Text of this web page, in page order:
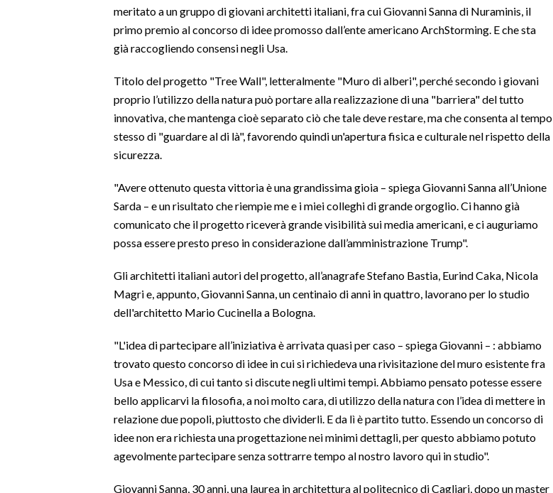
RISULTATI E CLASSIFICHE
meritato a un gruppo di giovani architetti italiani, fra cui Giovanni Sanna di Nuraminis, il
primo premio al concorso di idee promosso dall’ente americano ArchStorming. E che sta
già raccogliendo consensi negli Usa.
Titolo del progetto "Tree Wall", letteralmente "Muro di alberi", perché secondo i giovani
proprio l’utilizzo della natura può portare alla realizzazione di una "barriera" del tutto
innovativa, che mantenga cioè separato ciò che tale deve restare, ma che consenta al tempo
stesso di "guardare al di là", favorendo quindi un'apertura fisica e culturale nel rispetto della
sicurezza.
"Avere ottenuto questa vittoria è una grandissima gioia – spiega Giovanni Sanna all’Unione
Sarda – e un risultato che riempie me e i miei colleghi di grande orgoglio. Ci hanno già
comunicato che il progetto riceverà grande visibilità sui media americani, e ci auguriamo
possa essere presto preso in considerazione dall’amministrazione Trump".
Gli architetti italiani autori del progetto, all’anagrafe Stefano Bastia, Eurind Caka, Nicola
Magri e, appunto, Giovanni Sanna, un centinaio di anni in quattro, lavorano per lo studio
dell'architetto Mario Cucinella a Bologna.
"L'idea di partecipare all’iniziativa è arrivata quasi per caso – spiega Giovanni – : abbiamo
trovato questo concorso di idee in cui si richiedeva una rivisitazione del muro esistente fra
Usa e Messico, di cui tanto si discute negli ultimi tempi. Abbiamo pensato potesse essere
bello applicarvi la filosofia, a noi molto cara, di utilizzo della natura con l’idea di mettere in
relazione due popoli, piuttosto che dividerli. E da lì è partito tutto. Essendo un concorso di
idee non era richiesta una progettazione nei minimi dettagli, per questo abbiamo potuto
agevolmente partecipare senza sottrarre tempo al nostro lavoro qui in studio".
Giovanni Sanna, 30 anni, una laurea in architettura al politecnico di Cagliari, dopo un master